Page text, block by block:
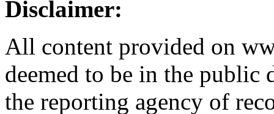
Disclaimer:
All content provided on
deemed to be in the public
the reporting agency of